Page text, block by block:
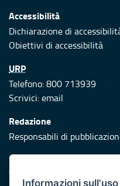
Accessibilità
Dichiarazione di
Obiettivi di accessibilità
URP
Telefono: 800 713939
Scrivici:email
Redazione
Responsabili di
Protezione civile
Vai al sito di Protezione
Informazioni